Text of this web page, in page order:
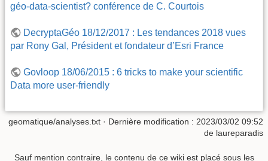
géo-data-scientist? conférence de C. Courtois
DecryptaGéo 18/12/2017 : Les tendances 2018 vues
par Rony Gal, Président et fondateur d’Esri France
Govloop 18/06/2015 : 6 tricks to make your scientific
Data more user-friendly
geomatique/analyses.txt · Dernière modification : 2023/03/02 09:52
de laureparadis
Sauf mention contraire, le contenu de ce wiki est placé sous les